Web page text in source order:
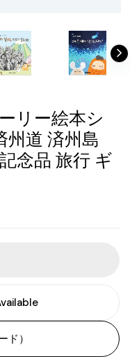
リー絵本シ
州道 済州島
念品 旅行 ギ
ド）